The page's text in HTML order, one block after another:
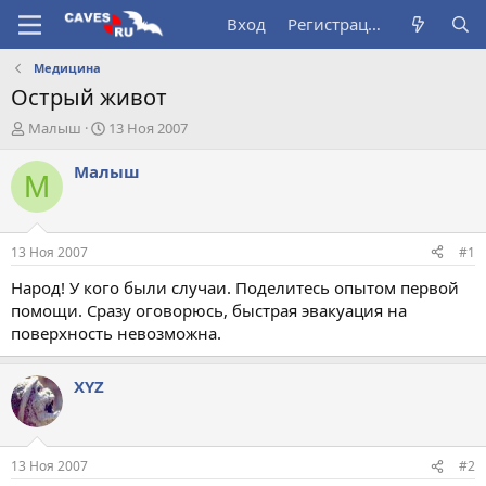
Вход Регистрация
Медицина
Острый живот
А
т
о
т
е
м
ы
Малыш
Д
т
а
л
13 Ноя 2007
М Малыш
13 Ноя 2007 #1
Народ! У кого были случаи. Поделитесь опытом первой
помощи. Сразу оговорюсь, быстрая эвакуация на
поверхность невозможна.
XYZ
13 Ноя 2007 #2